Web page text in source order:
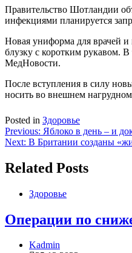
Правительство Шотландии
инфекциями планируется
Новая униформа для врачей и
блузку с коротким рукавом.
МедНовости.
После вступления в силу
носить во внешнем
Posted in Здоровье
Навигация
по
записям
Previous: Яблоко в день – и
Next: В Британии созданы
Related Posts
Здоровье
Операции по
Kadmin